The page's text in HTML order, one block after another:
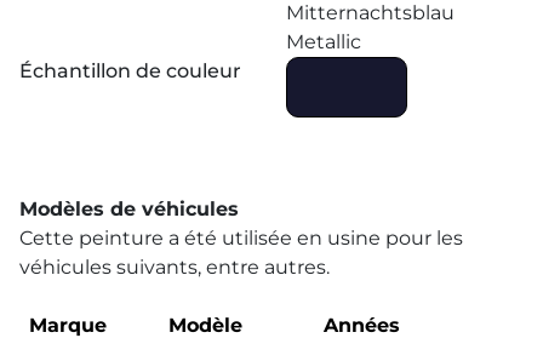
Mitternachtsblau
Metallic
Échantillon de couleur
Modèles de véhicules
Cette peinture a été utilisée en usine pour les
véhicules suivants, entre autres.
Marque Modèle Années